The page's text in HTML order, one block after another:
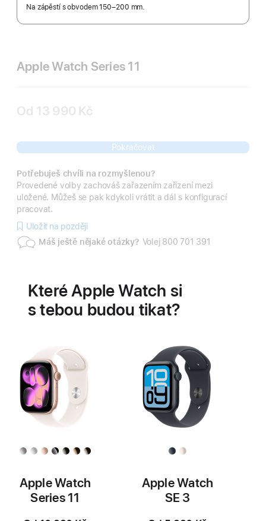
Na zápěstí s obvodem 150–200 mm.
Apple Watch Series 11
Od 13 990 Kč
Pokračovat
Potřebuješ chvíli na rozmyšlenou?
Provedené volby zachováš zařazením zařízení mezi
uložené. Můžeš se pak kdykoli vrátit a dál s konfigurací
pracovat.
Uložit na později
Máš ještě nějaké otázky? Volej 800 701 391
Které Apple Watch si
s tebou budou tikat?
Apple Watch
Series 11
Apple Watch
SE 3